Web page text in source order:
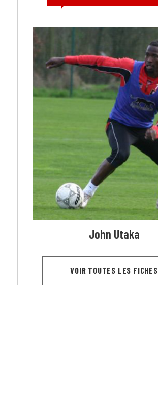
John Utaka
VOIR TOUTES LES FICHES